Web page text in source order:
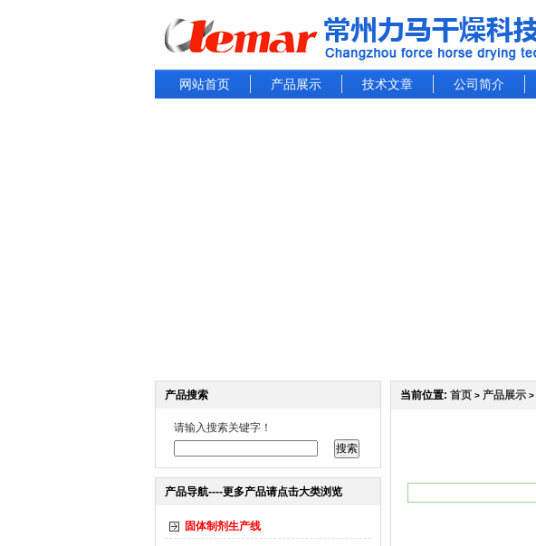
网站首页 产品展示 技术文章 公司简介
产品搜索
请输入搜索关键字！
产品导航----更多产品请点击大类浏览
固体制剂生产线
当前位置: 首页 > 产品展示 >